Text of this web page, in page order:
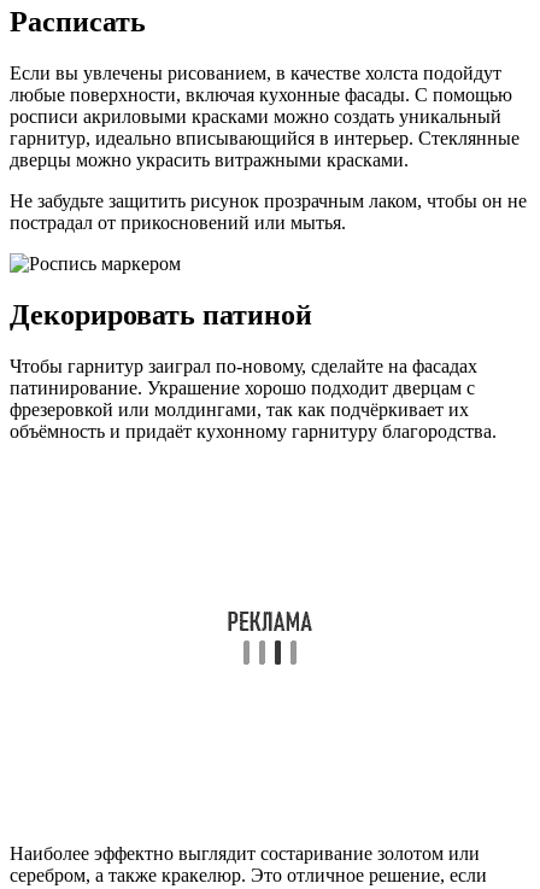
Расписать
Если вы увлечены рисованием, в качестве холста подойдут
любые поверхности, включая кухонные фасады. С помощью
росписи акриловыми красками можно создать уникальный
гарнитур, идеально вписывающийся в интерьер. Стеклянные
дверцы можно украсить витражными красками.
Не забудьте защитить рисунок прозрачным лаком, чтобы он не
пострадал от прикосновений или мытья.
Декорировать патиной
Чтобы гарнитур заиграл по-новому, сделайте на фасадах
патинирование. Украшение хорошо подходит дверцам с
фрезеровкой или молдингами, так как подчёркивает их
объёмность и придаёт кухонному гарнитуру благородства.
Наиболее эффектно выглядит состаривание золотом или
серебром, а также кракелюр. Это отличное решение, если